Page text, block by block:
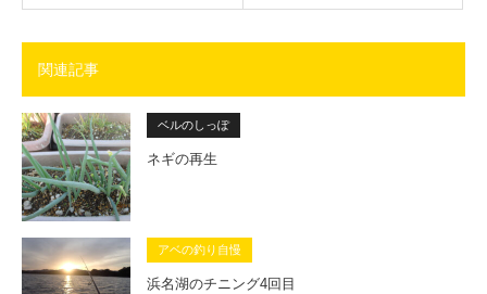
関連記事
ベルのしっぽ
ネギの再生
アベの釣り自慢
浜名湖のチニング4回目